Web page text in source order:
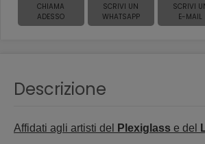
CHIAMA
ADESSO
SCRIVI UN
WHATSAPP
SCRIVI
E-MAIL
Descrizione
Affidati agli artisti del Plexiglass e del